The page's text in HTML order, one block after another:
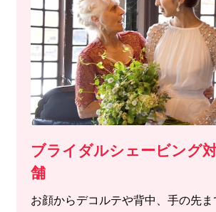
ブライダルシェービング
舗
お顔からデコルテや背中、手の先